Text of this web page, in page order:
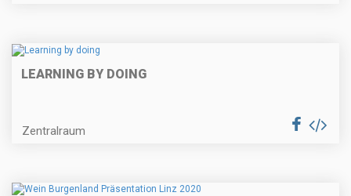
LEARNING BY DOING
Zentralraum